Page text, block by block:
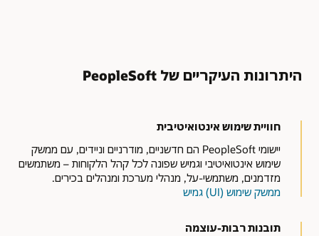
היתרונות העיקריים של PeopleSoft
חוויית שימוש אינטואיטיבית
יישומי PeopleSoft הם חדשניים, מודרניים וניידים, עם ממשק
שימוש אינטואיטיבי וגמיש שפונה לכל קהל הלקוחות – משתמשים
מזדמנים, משתמשי-על, מנהלי מערכת ומנהלים בכירים.
ממשק שימוש (UI) גמיש
תובנות רבות-עוצמה